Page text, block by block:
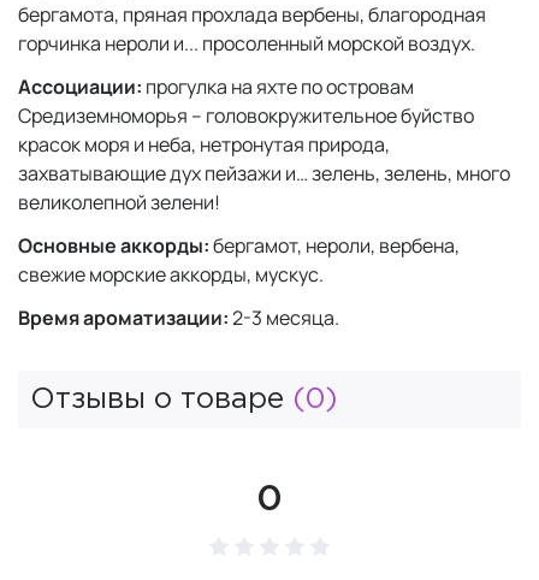
бергамота, пряная прохлада вербены, благородная
горчинка нероли и... просоленный морской воздух.
Ассоциации: прогулка на яхте по островам
Средиземноморья – головокружительное буйство
красок моря и неба, нетронутая природа,
захватывающие дух пейзажи и… зелень, зелень, много
великолепной зелени!
Основные аккорды:бергамот, нероли, вербена,
свежие морские аккорды, мускус.
Время ароматизации:2-3 месяца.
Отзывы о товаре (0)
0